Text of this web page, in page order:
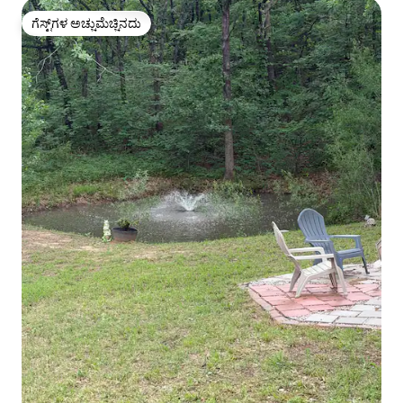
ಗೆಸ್ಟ್‌ಗಳ ಅಚ್ಚುಮೆಚ್ಚಿನದು
ಗೆಸ್ಟ್‌ಗಳ ಅಚ್ಚುಮೆಚ್ಚಿನದು